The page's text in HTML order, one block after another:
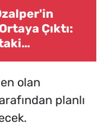
Çıktı:
Haberim
olan
planlı